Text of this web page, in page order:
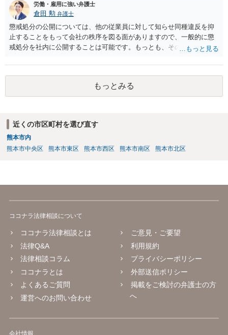
労働・雇用に強い弁護士
倉田 勲 弁護士
懲戒処分の公開については、他の従業員に対して知らせ同種違反を抑
止することをもって会社の秩序を図る面がありますので、一般的に懲
戒処分を社内に公開することは可能です。もっとも、そのような側面
それらを公開することが必要やむを得ない事情がある場合を除いて、
名誉毀損に該当する可能性があります。実際の裁判例でも個人名を含
めた公開を行ったケースで裁判所は名誉毀損として従業員から会社に
対する慰謝料請求を認めた例もあります（東京地裁昭和５２年１２月
のでしたら、名誉毀損として違法となる可能性が高いようには思われ
ます。
もっとみる
近くの市区町村を選び直す
熊本市内
熊本市中央区
熊本市東区 熊本市西区 熊本市南区 熊本市北区
ココナラ法律相談について
ココナラ法律相談とは
法律Q&A
法律相談コラム
ココナラとは
よくあるご質問
運営へのお問い合わせ
ご意見・ご要望
利用規約
プライバシーポリシー
外部送信ポリシー
掲載をご検討の弁護士の方
へ
会社情報